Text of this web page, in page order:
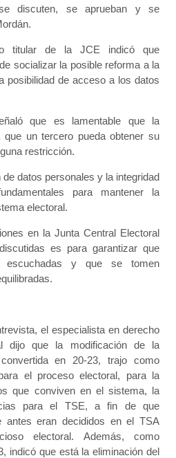
discuten, se aprueban y se
titular de la JCE indicó que
socializar la posible reforma a la
posibilidad de acceso a los datos
que es lamentable que la
que un tercero pueda obtener su
restricción.
datos personales y la integridad
para mantener la
electoral.
en la Junta Central Electoral
es para garantizar que
y que se tomen
el especialista en derecho
dijo que la modificación de la
en 20-23, trajo como
el proceso electoral, para la
que conviven en el sistema, la
para el TSE, a fin de que
antes eran decididos en el TSA
electoral. Además, como
indicó que está la eliminación del